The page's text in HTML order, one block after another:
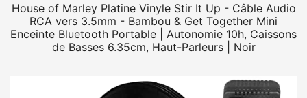
House of Marley Platine Vinyle Stir It Up - Câble Audio
RCA vers 3.5mm - Bambou & Get Together Mini
Enceinte Bluetooth Portable | Autonomie 10h, Caissons
de Basses 6.35cm, Haut-Parleurs | Noir